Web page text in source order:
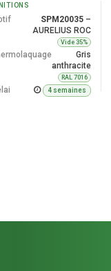
SPM20035 –
AURELIUS ROC
Vide 35%
Gris
anthracite
RAL 7016
4 semaines